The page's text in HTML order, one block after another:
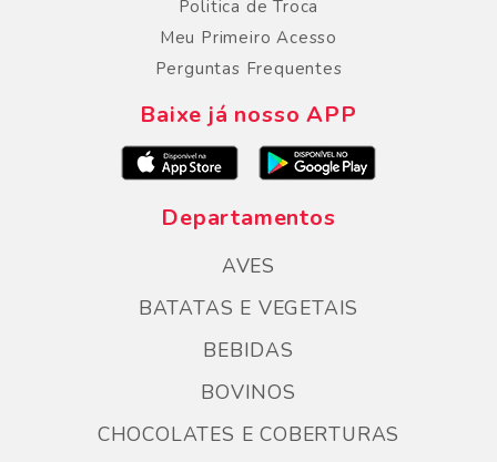
Politica de Troca
Meu Primeiro Acesso
Perguntas Frequentes
Baixe já nosso APP
Departamentos
AVES
BATATAS E VEGETAIS
BEBIDAS
BOVINOS
CHOCOLATES E COBERTURAS